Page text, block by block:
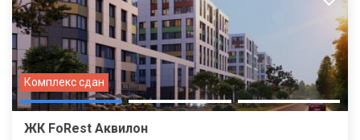
Комплекс сдан
ЖК FoRest Аквилон